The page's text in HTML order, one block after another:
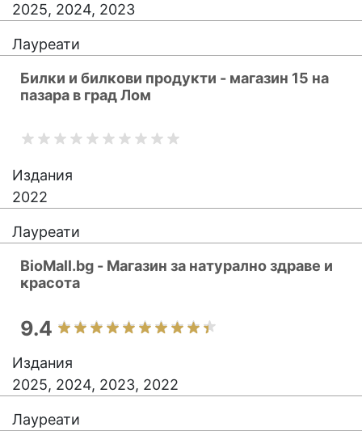
2025, 2024, 2023
Лауреати
Билки и билкови продукти - магазин 15 на
пазара в град Лом
Издания
2022
Лауреати
BioMall.bg - Магазин за натурално здраве и
красота
9.4
Издания
2025, 2024, 2023, 2022
Лауреати